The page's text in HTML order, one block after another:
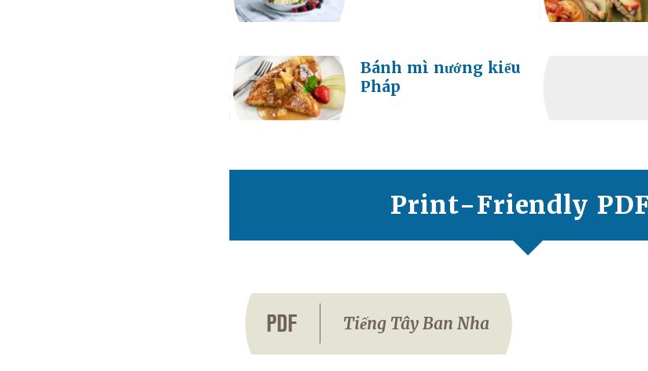
Bánh mì nướng kiểu
Pháp
Print-Friendly
PDF Tiếng Tây Ban Nha